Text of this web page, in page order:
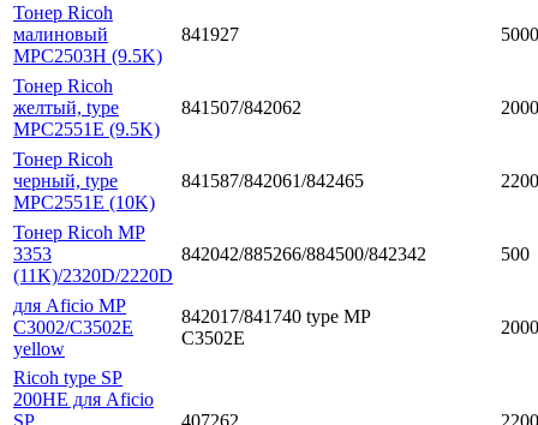
Тонер Ricoh
малиновый
MPC2503H (9.5K)
841927 5000
Тонер Ricoh
желтый, type
MPC2551E (9.5K)
841507/842062 2000
Тонер Ricoh
черный, type
MPC2551E (10K)
841587/842061/842465 2200
Тонер Ricoh MP
3353
(11K)/2320D/2220D
842042/885266/884500/842342 500
для Aficio MP
C3002/C3502E
yellow
842017/841740 type MP
C3502E
2000
Ricoh type SP
200HE для Aficio
SP
407262 2200